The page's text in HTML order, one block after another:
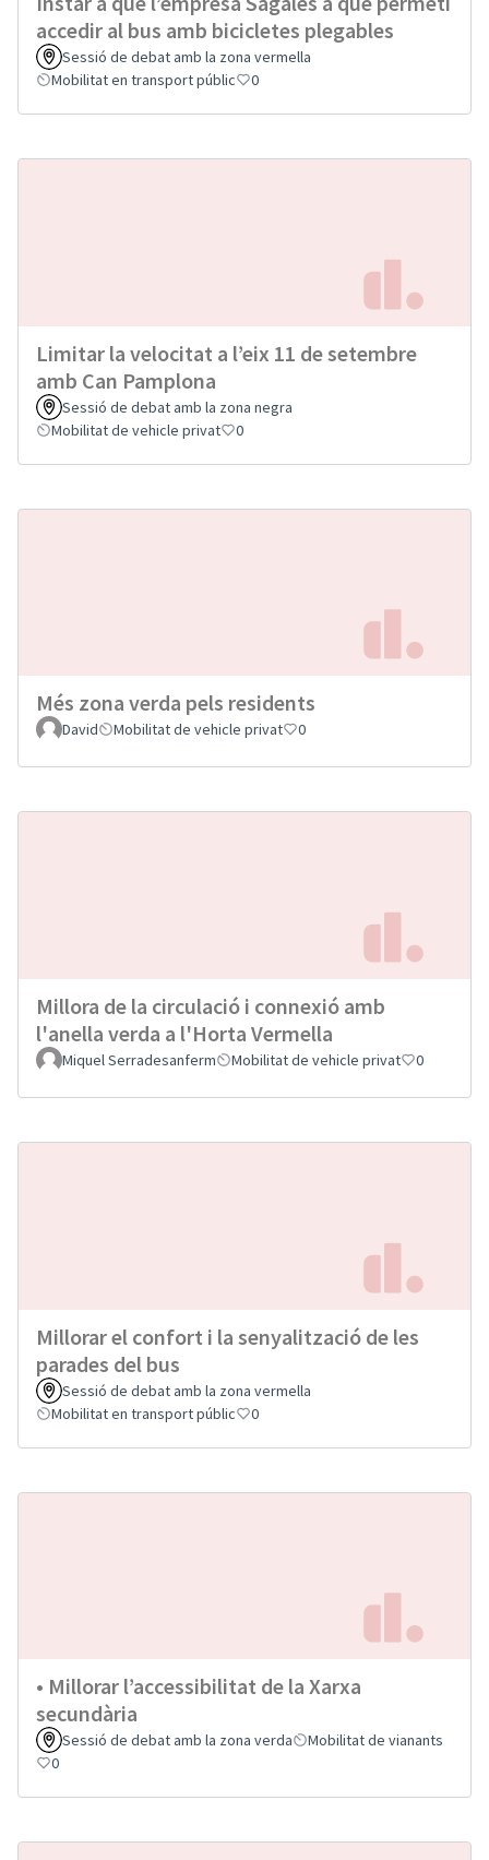
accedir al bus amb bicicletes plegables
Sessió de debat amb la zona vermella
Mobilitat en transport públic
0
Limitar la velocitat a l’eix 11 de setembre
amb Can Pamplona
Sessió de debat amb la zona negra
Mobilitat de vehicle privat
0
Més zona verda pels residents
David Mobilitat de vehicle privat 0
Millora de la circulació i connexió amb
l'anella verda a l'Horta Vermella
Miquel Serradesanferm Mobilitat de vehicle privat 0
Millorar el confort i la senyalització de les
parades del bus
Sessió de debat amb la zona vermella
Mobilitat en transport públic
0
• Millorar l’accessibilitat de la Xarxa
secundària
Sessió de debat amb la zona verda
Mobilitat de vianants
0